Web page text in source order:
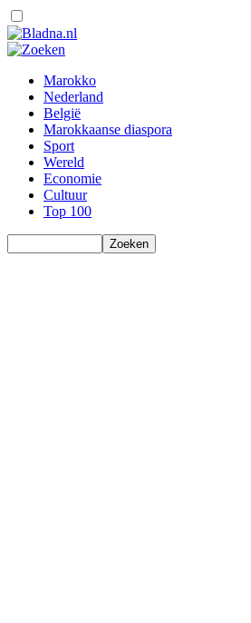
Marokko
Nederland
België
Marokkaanse diaspora
Sport
Wereld
Economie
Cultuur
Top 100